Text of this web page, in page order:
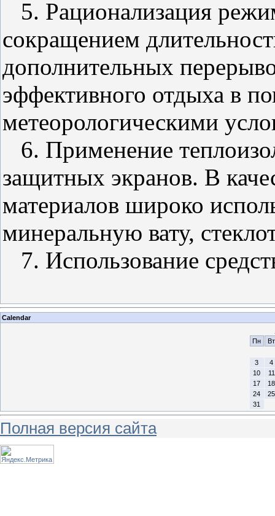
5. Рационализация
сокращением
дополнительных
эффективного отдыха в
метеорологическими
6. Применение
защитных экранов. В
материалов широко
минеральную вату,
7. Использование
Calendar
Пн
Вт
3
4
10
11
17
18
24
25
31
Полная версия сайта